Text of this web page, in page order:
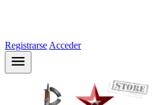
Registrarse Acceder